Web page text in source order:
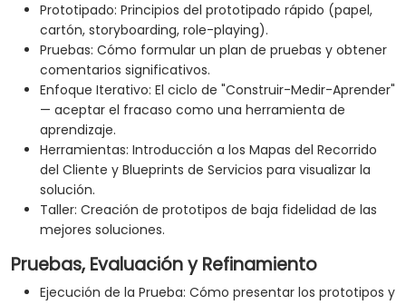
Prototipado: Principios del prototipado rápido (papel,
cartón, storyboarding, role-playing).
Pruebas: Cómo formular un plan de pruebas y obtener
comentarios significativos.
Enfoque Iterativo: El ciclo de "Construir-Medir-Aprender"
— aceptar el fracaso como una herramienta de
aprendizaje.
Herramientas: Introducción a los Mapas del Recorrido
del Cliente y Blueprints de Servicios para visualizar la
solución.
Taller: Creación de prototipos de baja fidelidad de las
mejores soluciones.
Pruebas, Evaluación y Refinamiento
Ejecución de la Prueba: Cómo presentar los prototipos y